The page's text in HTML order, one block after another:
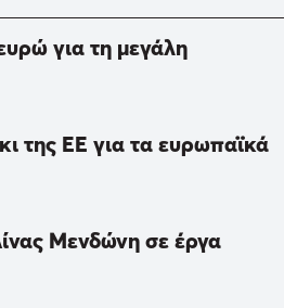
για τη μεγάλη
της ΕΕ για τα ευρωπαϊκά
Μενδώνη σε έργα